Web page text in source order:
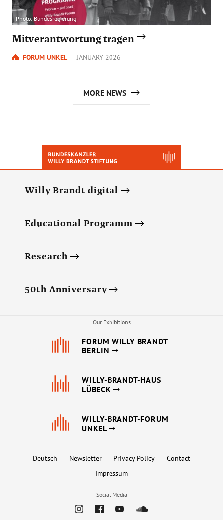
Photo: Bundesregierung
Mitverantwortung tragen
FORUM UNKEL JANUARY 2026
MORE NEWS
Willy Brandt digital
Educational Programm
Research
50th Anniversary
Our Exhibitions
FORUM WILLY BRANDT
BERLIN
WILLY-BRANDT-HAUS
LÜBECK
WILLY-BRANDT-FORUM
UNKEL
Deutsch Newsletter Privacy Policy
Contact
Impressum
Social Media